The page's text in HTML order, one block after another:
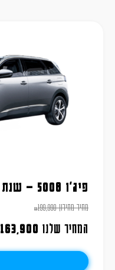
פיג'ו 5008 – שנת 2025
מחיר מחירון ₪199,990
המחיר שלנו 163,900